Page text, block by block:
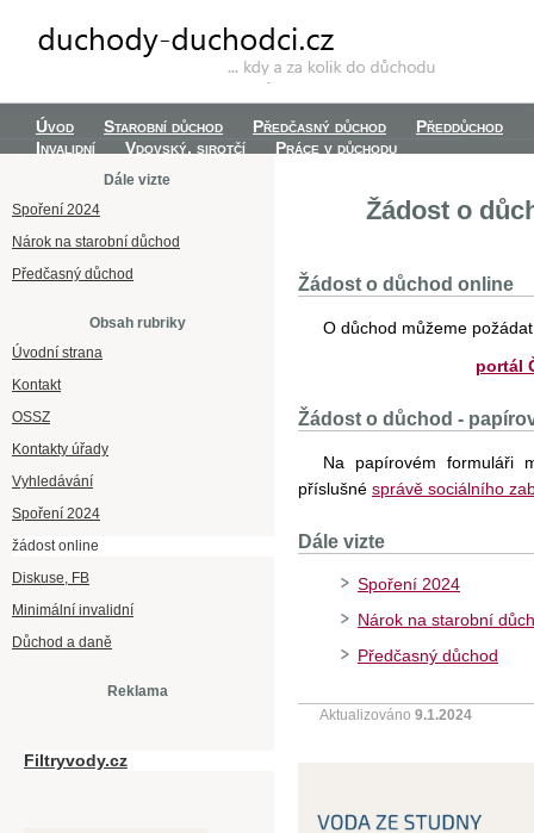
Úvod Starobní důchod Předčasný důchod
Předdůchod
Invalidní
Vdovský, sirotčí Práce v důchodu
Dále vizte
Spoření 2024
Nárok na starobní důchod
Předčasný důchod
Obsah rubriky
Úvodní strana
Kontakt
OSSZ
Kontakty úřady
Vyhledávání
Spoření 2024
žádost online
Diskuse, FB
Minimální invalidní
Důchod a daně
Reklama
Filtryvody.cz
Žádost o
Žádost o důchod online
O důchod můžeme
portál
Žádost o důchod -
Na papírovém formuláři
příslušné správě sociálního
Dále vizte
Spoření 2024
Nárok na starobní
Předčasný důchod
Aktualizováno 9.1.2024